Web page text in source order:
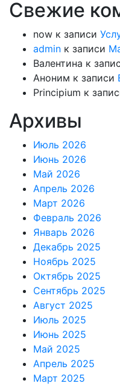
Свежие
now к записи
admin к записи
Валентина к
Аноним к записи
Principium к
Архивы
Июль 2026
Июнь 2026
Май 2026
Апрель 2026
Март 2026
Февраль 2026
Январь 2026
Декабрь 2025
Ноябрь 2025
Октябрь 2025
Сентябрь 2025
Август 2025
Июль 2025
Июнь 2025
Май 2025
Апрель 2025
Март 2025